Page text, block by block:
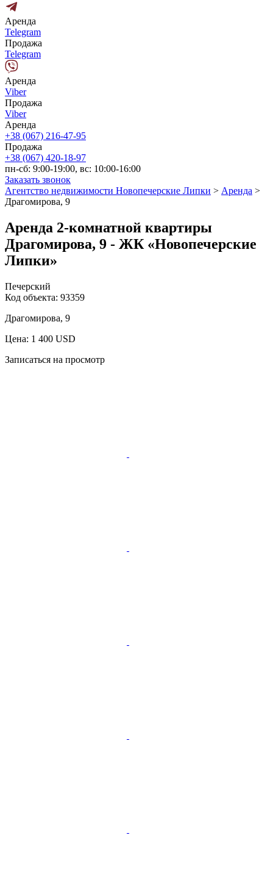
Аренда
Telegram
Продажа
Telegram
Аренда
Viber
Продажа
Viber
Аренда
+38 (067) 216-47-95
Продажа
+38 (067) 420-18-97
пн-сб: 9:00-19:00, вс: 10:00-16:00
Заказать звонок
Агентство недвижимости Новопечерские Липки > Аренда >
Драгомирова, 9
Аренда 2-комнатной квартиры
Драгомирова, 9 - ЖК «Новопечерские
Липки»
Печерский
Код объекта: 93359
Драгомирова, 9
Цена: 1 400 USD
Записаться на просмотр